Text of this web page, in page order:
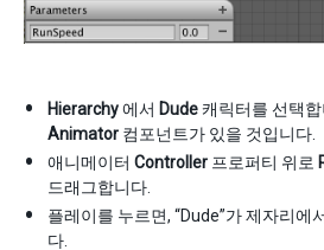
Hierarchy에서 Dude캐릭터를 선택
Animator 컴포넌트가 있을 것입니다.
애니메이터 Controller 프로퍼티 위로
드래그합니다.
플레이를 누르면, “Dude”가 제자리에
다.